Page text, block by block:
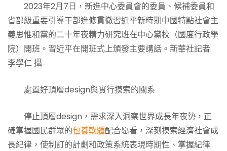
2023年2月7日，新進中心委員會的委員、候補委員和
省部級重要引導干部進修貫徹習近平新時期中國特點社會主
義思惟和黨的二十年夜精力研究班在中心黨校（國度行政學
院）開班。習近平在開班式上頒發主要講話。新華社記者
李學仁 攝
處置好頂層design與實行摸索的關系
停止頂層design，需求深入洞察世界成長年夜勢，正
確掌握國民群眾的包養軟體配合愿看，深刻摸索經濟社會成
長紀律，使制訂的計劃和政策系統表現時期性、掌握紀律